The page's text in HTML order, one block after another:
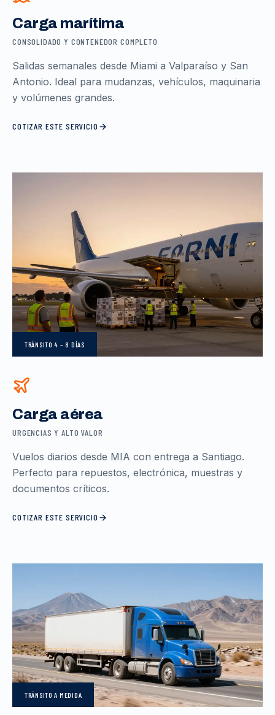
Carga marítima
CONSOLIDADO Y CONTENEDOR COMPLETO
Salidas semanales desde Miami a Valparaíso y San
Antonio. Ideal para mudanzas, vehículos, maquinaria
y volúmenes grandes.
COTIZAR ESTE SERVICIO
TRÁNSITO4 – 8 DÍAS
Carga aérea
URGENCIAS Y ALTO VALOR
Vuelos diarios desde MIA con entrega a Santiago.
Perfecto para repuestos, electrónica, muestras y
documentos críticos.
COTIZAR ESTE SERVICIO
TRÁNSITOA MEDIDA